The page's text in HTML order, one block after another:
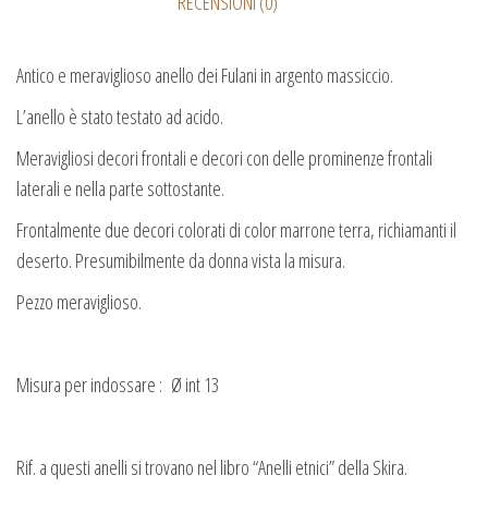
Antico e meraviglioso anello dei Fulani in argento massiccio.
L’anello è stato testato ad acido.
Meravigliosi decori frontali e decori con delle prominenze frontali
laterali e nella parte sottostante.
Frontalmente due decori colorati di color marrone terra, richiamanti il
deserto. Presumibilmente da donna vista la misura.
Pezzo meraviglioso.
Misura per indossare : Ø int 13
Rif. a questi anelli si trovano nel libro “Anelli etnici” della Skira.